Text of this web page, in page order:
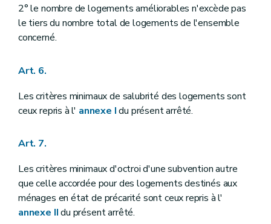
2° le nombre de logements améliorables n'excède pas
le tiers du nombre total de logements de l'ensemble
concerné.
Art. 6.
Les critères minimaux de salubrité des logements sont
ceux repris à l' annexe Idu présent arrêté.
Art. 7.
Les critères minimaux d'octroi d'une subvention autre
que celle accordée pour des logements destinés aux
ménages en état de précarité sont ceux repris à l'
annexe IIdu présent arrêté.